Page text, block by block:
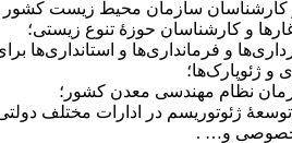
کارشناسان سازمان محیط زیست کشور
و کارشناسان حوزۀ تنوع زیستی؛
و فرمانداری‌ها و استانداری‌ها
ژئوپارک‌ها؛
نظام مهندسی معدن کشور؛
ژئوتوریسم در ادارات مختلف
خصوصی و… .